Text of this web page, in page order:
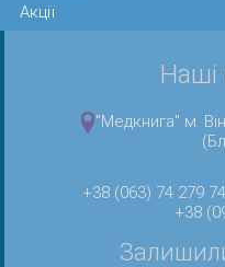
Акції
Наші
"Медкнига" м.
+38 (063) 74 279 74
+38